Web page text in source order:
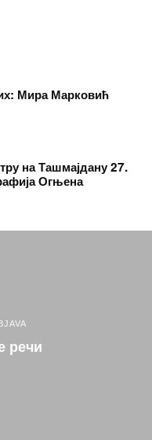
Мира Марковић
на Ташмајдану 27.
Огњена
речи